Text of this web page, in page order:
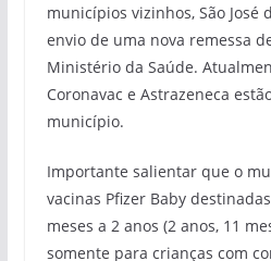
municípios vizinhos, São José
envio de uma nova remessa
Ministério da Saúde.
Coronavac e Astrazeneca
município.
Importante salientar que o
vacinas Pfizer Baby
meses a 2 anos (2 anos, 11
somente para crianças com